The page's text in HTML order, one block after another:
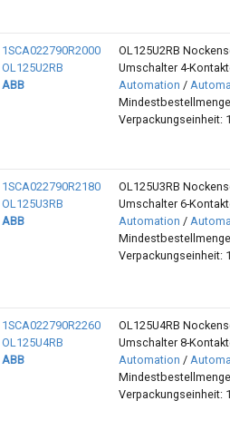
1SCA022790R2000
OL125U2RB
ABB
OL125U2RB
Umschalter 4-
Automation /
Verpackungseinheit: 1
1SCA022790R2180
OL125U3RB
ABB
OL125U3RB
Umschalter 6-
Automation /
Verpackungseinheit: 1
1SCA022790R2260
OL125U4RB
ABB
OL125U4RB
Umschalter 8-
Automation /
Verpackungseinheit: 1